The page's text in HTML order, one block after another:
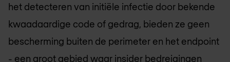
het detecteren van initiële infectie door bekende
kwaadaardige code of gedrag, bieden ze geen
bescherming buiten de perimeter en het endpoint
- een groot gebied waar insider bedreigingen